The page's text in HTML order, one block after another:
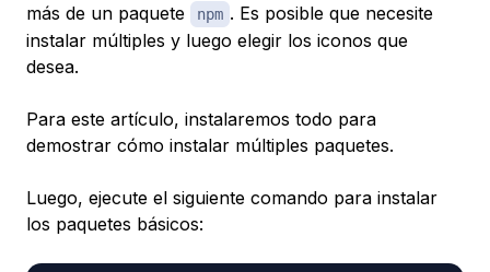
más de un paquete
npm . Es posible que necesite
instalar múltiples y luego elegir los iconos que
desea.
Para este artículo, instalaremos todo para
demostrar cómo instalar múltiples paquetes.
Luego, ejecute el siguiente comando para instalar
los paquetes básicos: